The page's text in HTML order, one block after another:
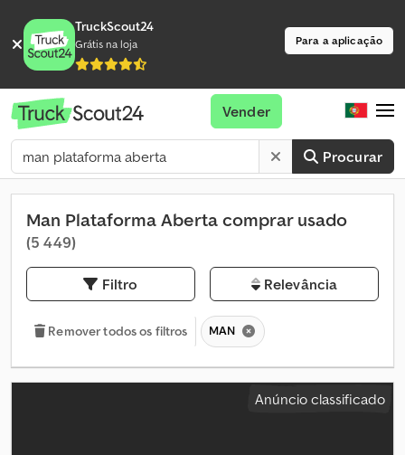
TruckScout24
Grátis na loja Para a aplicação
Procurar
Vender
Man Plataforma Aberta comprar usado
(5 449)
Filtro Relevância
Remover todos os filtros MAN
Anúncio classificado